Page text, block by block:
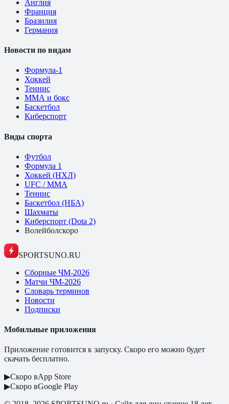
Англия
Франция
Бразилия
Германия
Новости по видам
Формула-1
Хоккей
Теннис
ММА и бокс
Баскетбол
Киберспорт
Виды спорта
Футбол
Формула 1
Хоккей (НХЛ)
UFC / ММА
Теннис
Баскетбол (НБА)
Шахматы
Киберспорт (Dota 2)
Волейболскоро
SPORTSUNO.RU
Сборные ЧМ-2026
Матчи ЧМ-2026
Словарь терминов
Новости
Подписки
Мобильные приложения
Приложение готовится к запуску. Скоро его можно будет
скачать бесплатно.
▶Скоро вApp Store
▶Скоро вGoogle Play